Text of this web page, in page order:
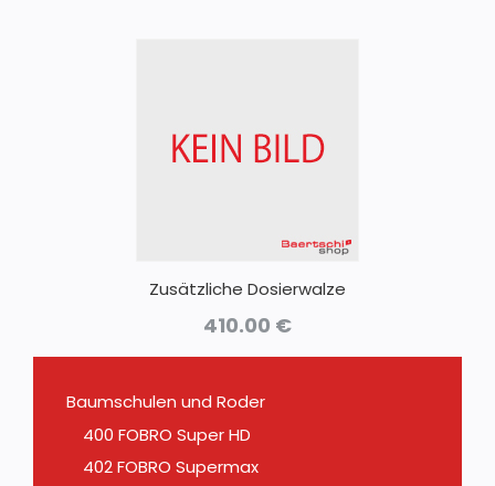
Zusätzliche Dosierwalze
410.00 €
Baumschulen und Roder
400 FOBRO Super HD
402 FOBRO Supermax